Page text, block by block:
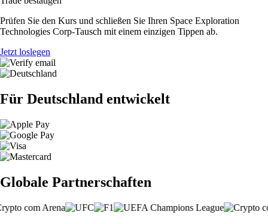
Prüfen Sie den Kurs und schließen Sie Ihren Space Exploration
Technologies Corp-Tausch mit einem einzigen Tippen ab.
Jetzt loslegen
Für Deutschland entwickelt
Globale Partnerschaften